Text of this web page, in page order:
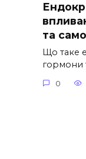
та
Що таке
гормони
0